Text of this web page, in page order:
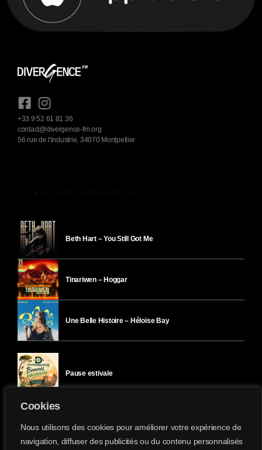
Cookies
Nous utilisons des cookies pour améliorer votre expérience de
navigation, diffuser des publicités ou du contenu personnalisés
+33 9 52 61 81 36
contact@divergence-fm.org
56 rue de l'industrie, 34070 Montpellier
Beth Hart – You Still Got Me
Tinariwen – Hoggar
Une Belle Histoire – Héloïse Bay
Pause estivale